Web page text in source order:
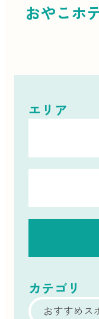
おやこホ
エリア
カテゴリ
おすすめス